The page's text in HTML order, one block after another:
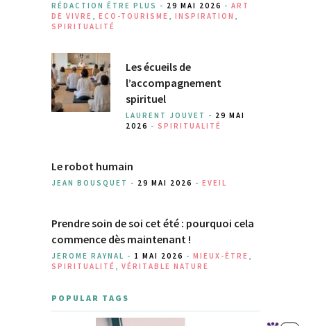
RÉDACTION ÊTRE PLUS - 29 MAI 2026 - ART
DE VIVRE , ECO-TOURISME , INSPIRATION ,
SPIRITUALITÉ
Les écueils de
l’accompagnement
spirituel
LAURENT JOUVET - 29 MAI
2026 - SPIRITUALITÉ
Le robot humain
JEAN BOUSQUET - 29 MAI 2026 - EVEIL
Prendre soin de soi cet été : pourquoi cela
commence dès maintenant !
JEROME RAYNAL - 1 MAI 2026 - MIEUX-ÊTRE ,
SPIRITUALITÉ , VÉRITABLE NATURE
POPULAR TAGS